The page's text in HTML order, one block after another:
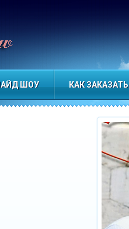
красочному миру. Алёна
ШОУ КАК ЗАКАЗАТЬ